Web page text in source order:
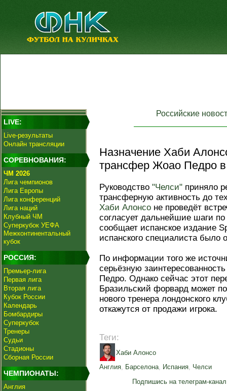
LIVE:
Live-результаты
Онлайн трансляции
СОРЕВНОВАНИЯ:
ЧМ 2026
Лига чемпионов
Лига Европы
Лига конференций
Лига наций
Клубный ЧМ
Суперкубок УЕФА
Межконтинентальный
кубок
РОССИЯ:
Премьер-лига
Первая лига
Вторая лига
Кубок России
Календарь
Бомбардиры
Суперкубок
Тренеры
Судьи
Стадионы
Сборная России
ЧЕМПИОНАТЫ:
Англия
Российские
Назначение Хаби
трансфер Жоао Педро
Руководство "Челси" приняло
трансферную активность до
Хаби Алонсо не проведёт
согласует дальнейшие шаги
сообщает испанское издание
испанского специалиста было
По информации того же
серьёзную
Педро. Однако сейчас этот
Бразильский форвард может
нового тренера лондонского
откажутся от продажи игрока.
Теги:
Хаби Алонсо
Англия, Барселона, Испания, Челси
Подпишись на телеграм-